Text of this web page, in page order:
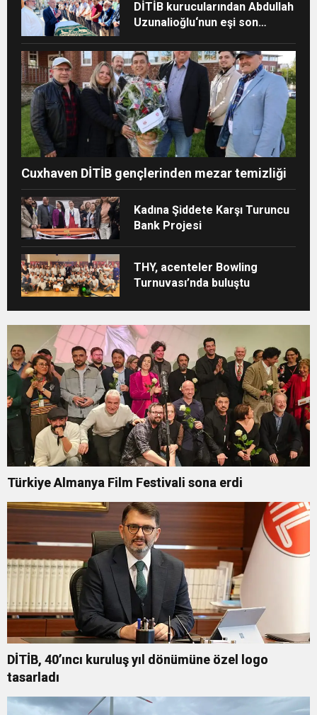
DİTİB kurucularından Abdullah
Uzunalioğlu‘nun eşi son
Cuxhaven DİTİB gençlerinden mezar temizliği
Kadına Şiddete Karşı Turuncu
Bank Projesi
THY, acenteler Bowling
Turnuvası’nda buluştu
Türkiye Almanya Film Festivali sona erdi
DİTİB, 40’ıncı kuruluş yıl dönümüne özel logo
tasarladı